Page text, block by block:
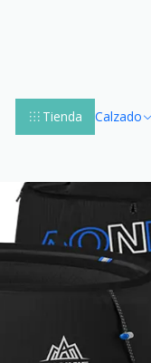
Tienda Calzado